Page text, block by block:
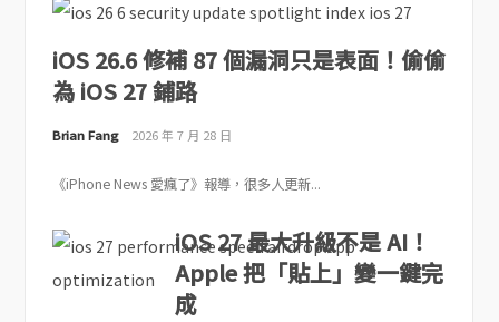
iOS 26.6 修補 87 個漏洞只是表面！偷偷
為 iOS 27 鋪路
Brian Fang 2026 年 7 月 28 日
《iPhone News 愛瘋了》報導，很多人更新...
iOS 27 最大升級不是 AI！
Apple 把「貼上」變一鍵完
成